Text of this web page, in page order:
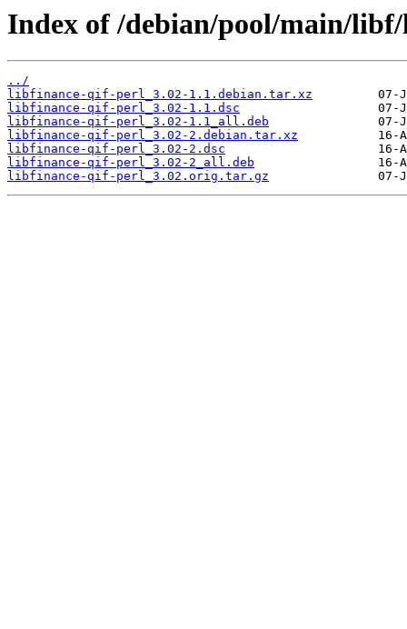
Index of /debian/pool/main/
../
libfinance-qif-perl_3.02-1.1.debian.tar.xz
libfinance-qif-perl_3.02-1.1.dsc
libfinance-qif-perl_3.02-1.1_all.deb
libfinance-qif-perl_3.02-2.debian.tar.xz
libfinance-qif-perl_3.02-2.dsc
libfinance-qif-perl_3.02-2_all.deb
libfinance-qif-perl_3.02.orig.tar.gz